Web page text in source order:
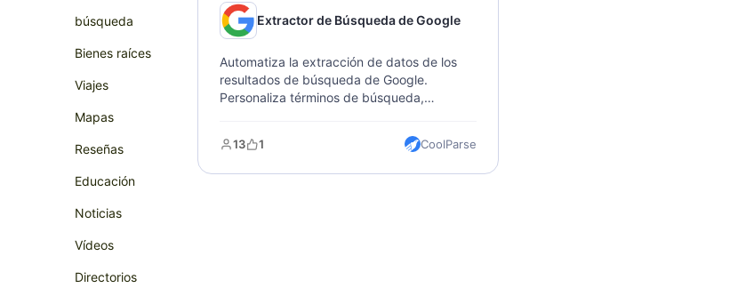
búsqueda
Bienes raíces
Viajes
Mapas
Reseñas
Educación
Noticias
Vídeos
Directorios
investigación de mercado y análisis
comercial.
Extractor de Búsqueda de Google
Automatiza la extracción de datos de los
resultados de búsqueda de Google.
Personaliza términos de búsqueda,
Compatible con exportaciones en Excel,
CSV y JSON, ideal para análisis SEO e
13 1 CoolParse